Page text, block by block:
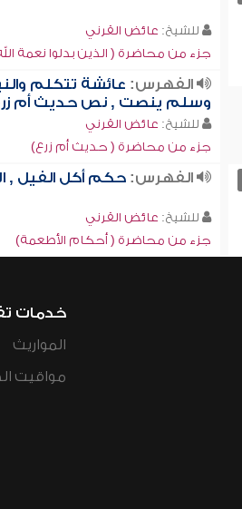
للشيخ: عائض القرني
جزء من محاضرة ( الذين بدلوا نعمة
الفهرس: عائشة تتكلم
وسلم ينصت , نص حديث أم
للشيخ: عائض القرني
جزء من محاضرة ( حديث أم زرع)
الفهرس: حكم أكل الفيل ,
للشيخ: عائض القرني
جزء من محاضرة ( أحكام الأطعمة)
خدمات
المواريث
مواقيت